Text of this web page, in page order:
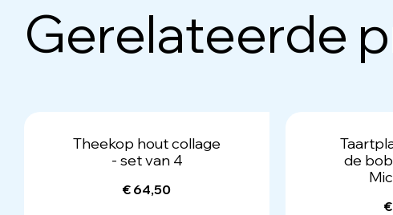
Gerelateerde
Theekop hout collage
- set van 4
€ 64,50
de